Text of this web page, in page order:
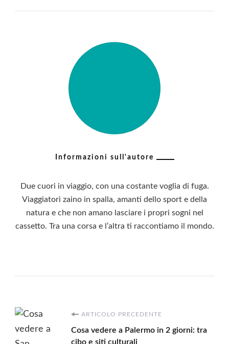
Informazioni sull'autore
Due cuori in viaggio, con una costante voglia di fuga.
Viaggiatori zaino in spalla, amanti dello sport e della
natura e che non amano lasciare i propri sogni nel
cassetto. Tra una corsa e l’altra ti raccontiamo il mondo.
Navigazione
ARTICOLO PRECEDENTE
Cosa vedere a Palermo in 2 giorni: tra
cibo e siti culturali